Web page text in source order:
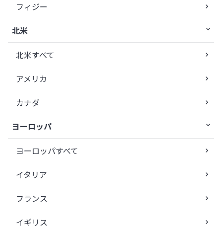
フィジー
北米
北米すべて
アメリカ
カナダ
ヨーロッパ
ヨーロッパすべて
イタリア
フランス
イギリス